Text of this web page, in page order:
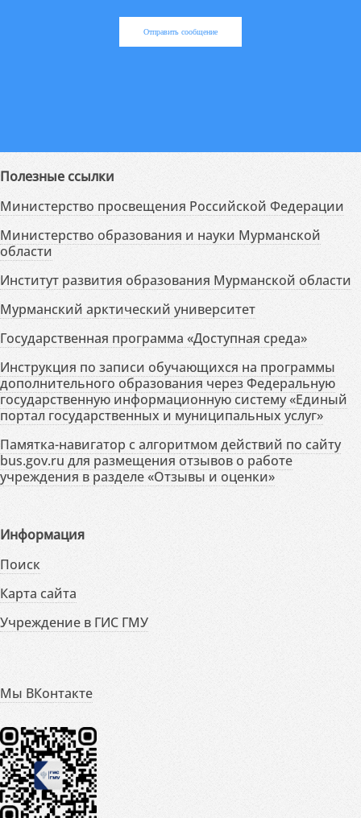
Отправить сообщение
Полезные ссылки
Министерство просвещения Российской Федерации
Министерство образования и науки Мурманской
области
Институт развития образования Мурманской области
Мурманский арктический университет
Государственная программа «Доступная среда»
Инструкция по записи обучающихся на программы
дополнительного образования через Федеральную
государственную информационную систему «Единый
портал государственных и муниципальных услуг»
Памятка-навигатор с алгоритмом действий по сайту
bus.gov.ru для размещения отзывов о работе
учреждения в разделе «Отзывы и оценки»
Информация
Поиск
Карта сайта
Учреждение в ГИС ГМУ
Мы ВКонтакте